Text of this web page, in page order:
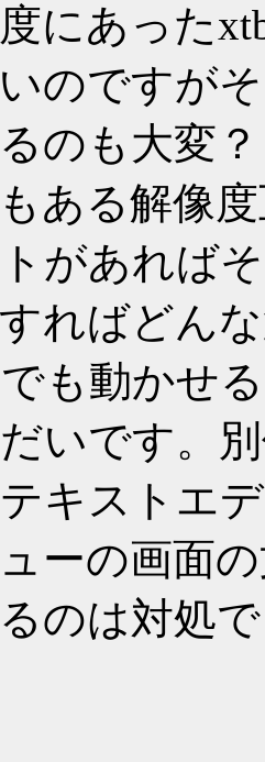
にあった
のですが
のも大変
ある解像
があれば
ればどん
も動かせ
いです。
キストエ
ーの画面
のは対処